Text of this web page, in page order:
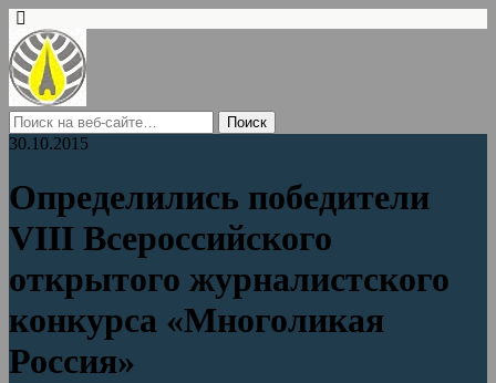
30.10.2015
Определились победители
VIII Всероссийского
открытого журналистского
конкурса «Многоликая
Россия»